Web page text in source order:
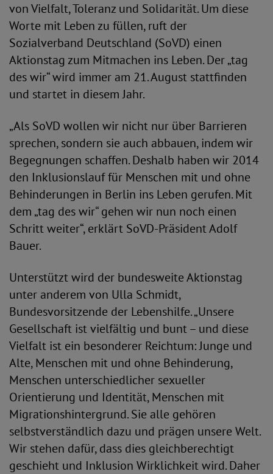
von Vielfalt, Toleranz und Solidarität. Um diese
Worte mit Leben zu füllen, ruft der
Sozialverband Deutschland (SoVD) einen
Aktionstag zum Mitmachen ins Leben. Der „tag
des wir“ wird immer am 21. August stattfinden
und startet in diesem Jahr.
„Als SoVD wollen wir nicht nur über Barrieren
sprechen, sondern sie auch abbauen, indem wir
Begegnungen schaffen. Deshalb haben wir 2014
den Inklusionslauf für Menschen mit und ohne
Behinderungen in Berlin ins Leben gerufen. Mit
dem „tag des wir“ gehen wir nun noch einen
Schritt weiter“, erklärt SoVD-Präsident Adolf
Bauer.
Unterstützt wird der bundesweite Aktionstag
unter anderem von Ulla Schmidt,
Bundesvorsitzende der Lebenshilfe. „Unsere
Gesellschaft ist vielfältig und bunt – und diese
Vielfalt ist ein besonderer Reichtum: Junge und
Alte, Menschen mit und ohne Behinderung,
Menschen unterschiedlicher sexueller
Orientierung und Identität, Menschen mit
Migrationshintergrund. Sie alle gehören
selbstverständlich dazu und prägen unsere Welt.
Wir stehen dafür, dass dies gleichberechtigt
geschieht und Inklusion Wirklichkeit wird. Daher